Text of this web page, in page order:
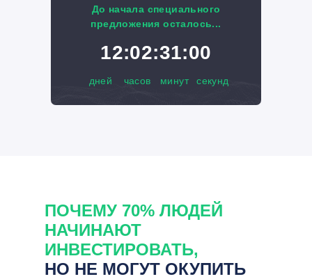
До начала специального
предложения осталось...
12:02:31:00
дней часов минут секунд
ПОЧЕМУ 70% ЛЮДЕЙ
НАЧИНАЮТ
ИНВЕСТИРОВАТЬ,
НО НЕ МОГУТ ОКУПИТЬ